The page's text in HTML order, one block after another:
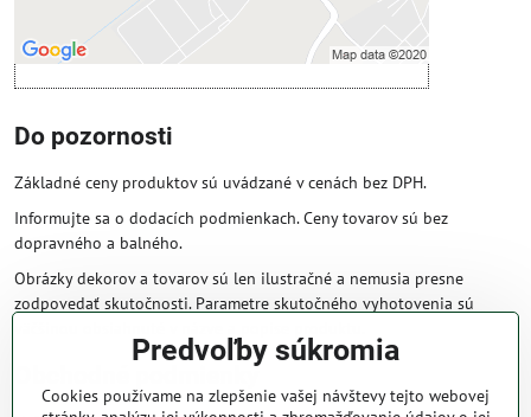
Otvoriť obsah v novom okne
Do pozornosti
Základné ceny produktov sú uvádzané v cenách bez DPH.
Informujte sa o dodacích podmienkach. Ceny tovarov sú bez
dopravného a balného.
Obrázky dekorov a tovarov sú len ilustračné a nemusia presne
zodpovedať skutočnosti. Parametre skutočného vyhotovenia sú
Obchodné podmienky
Predvoľby súkromia
Cookies používame na zlepšenie vašej návštevy tejto webovej